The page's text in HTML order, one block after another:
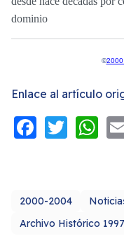
dominio
©2000
Enlace al artículo
2000-2004
Archivo Histórico